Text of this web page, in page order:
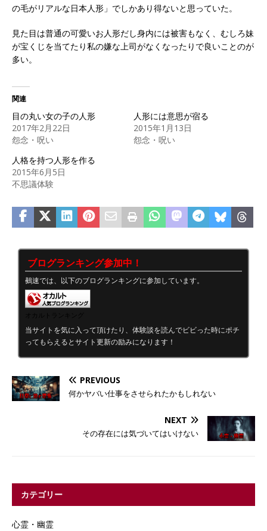
の毛がリアルな日本人形」でしかあり得ないと思っていた。
見た目は普通の可愛いお人形だし身内には被害もなく、むしろ妹
が宝くじを当てたり私の嫌な上司がなくなったりで良いことのが
多い。
関連
目の丸い女の子の人形
2017年2月22日
怨念・呪い
人形には意思が宿る
2015年1月13日
怨念・呪い
人格を持つ人形を作る
2015年6月5日
不思議体験
ブログランキング参加中！
鵺速では、以下のブログランキングに参加しています。
当サイトを気に入って頂けたり、体験談を読んでビビった時にポチ
ってもらえるとサイト更新の励みになります！
PREVIOUS
何かヤバい仕事をさせられたかもしれない
NEXT
その存在には気づいてはいけない
カテゴリー
心霊・幽霊